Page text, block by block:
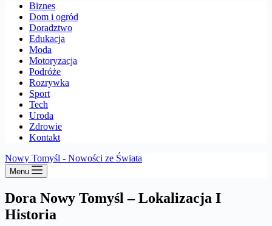
Biznes
Dom i ogród
Doradztwo
Edukacja
Moda
Motoryzacja
Podróże
Rozrywka
Sport
Tech
Uroda
Zdrowie
Kontakt
Nowy Tomyśl - Nowości ze Świata
Menu
Dora Nowy Tomyśl – Lokalizacja I
Historia